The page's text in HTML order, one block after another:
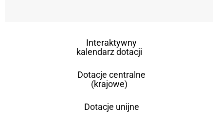
Interaktywny
kalendarz dotacji
Dotacje centralne
(krajowe)
Dotacje unijne